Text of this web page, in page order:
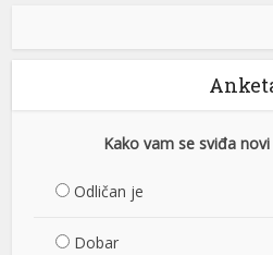
Kako vam se sviđa novi
Odličan je
Dobar